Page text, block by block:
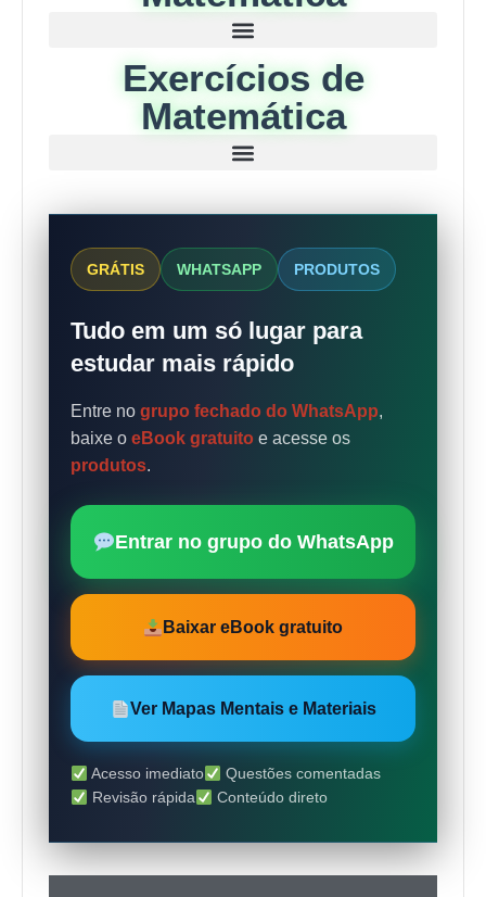
Exercícios de
Matemática
GRÁTIS WHATSAPP PRODUTOS
Tudo em um só lugar para
estudar mais rápido
Entre no grupo fechado do WhatsApp,
baixe o eBook gratuito e acesse os
produtos.
Entrar no grupo do WhatsApp
Baixar eBook gratuito
Ver Mapas Mentais e Materiais
Acesso imediato
Questões comentadas
Revisão rápida
Conteúdo direto